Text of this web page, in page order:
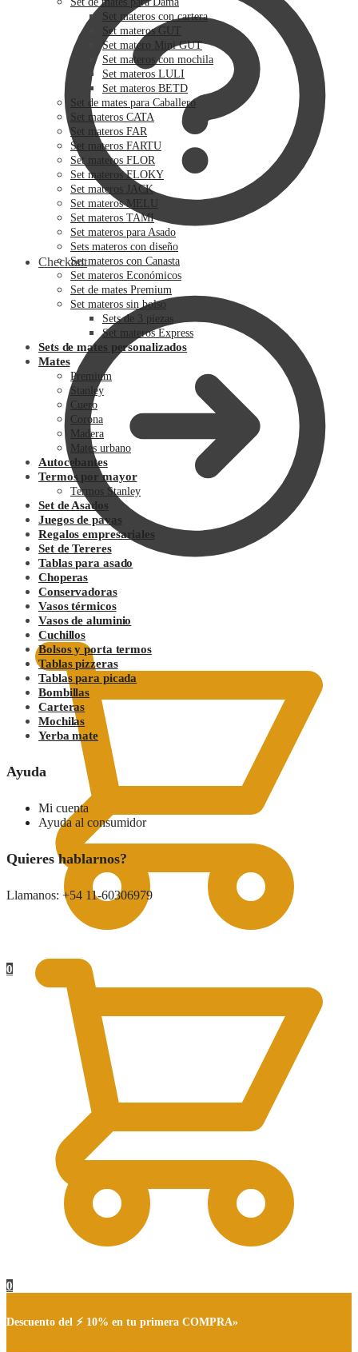
Checkout
0.00
0
Set materos con cartera
Set materos GUT
Set matero Mini GUT
Set materos con mochila
Set materos LULI
Set materos BETD
Set de mates para Caballero
Set materos CATA
Set materos FAR
Set materos FARTU
Set materos FLOR
Set materos FLOKY
Set materos JACK
Set materos MELU
Set materos TAMI
Set materos para Asado
Sets materos con diseño
Set materos con Canasta
Set materos Económicos
Set de mates Premium
Set materos sin bolso
Sets de 3 piezas
Set materos Express
Sets de mates personalizados
Mates
Premium
Stanley
Cuero
Corona
Madera
Mates urbano
Autocebantes
Termos por mayor
Termos Stanley
Set de Asados
Juegos de pavas
Regalos empresariales
Set de Tereres
Tablas para asado
Choperas
Conservadoras
Vasos térmicos
Vasos de aluminio
Cuchillos
Bolsos y porta termos
Tablas pizzeras
Tablas para picada
Bombillas
Carteras
Mochilas
Yerba mate
Ayuda
Mi cuenta
Ayuda al consumidor
Quieres hablarnos?
Llamanos: +54 11-60306979
0
Descuento del ⚡ 10% en tu primera COMPRA»